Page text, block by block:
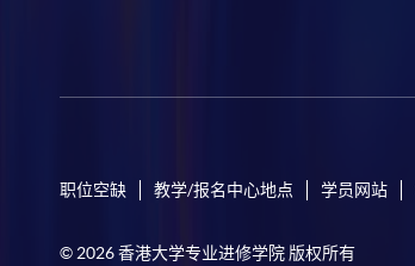
职位空缺 教学/报名中心地点 学员网站
© 2026 香港大学专业进修学院 版权所有